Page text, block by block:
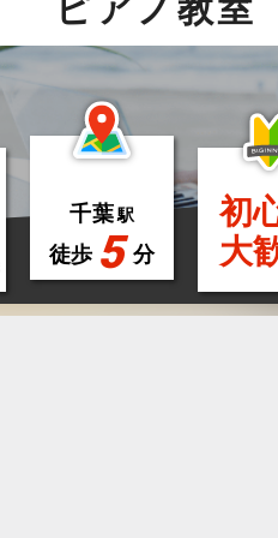
ピアノ教室
千葉 駅
徒歩 5 分
初
大